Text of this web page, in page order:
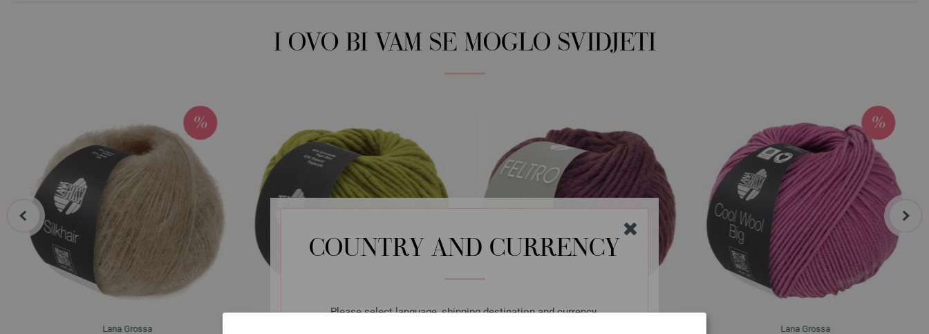
COUNTRY AND CURRENCY
Please select language, shipping destination and currency.
I OVO BI VAM SE MOGLO SVIDJETI
Lana Grossa Lana Grossa
prev next